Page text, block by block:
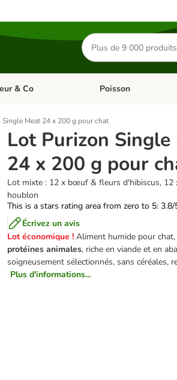
Rechercher
des
produits
les catégories: Chat
& Co Dérouler les
Poisson
Meat 24 x 200 g pour chat
Lot Purizon Single
24 x 200 g pour
Lot mixte : 12 x bœuf & fleurs d'hibiscus, 12
houblon
This is a stars rating area from zero to 5: 3.8/
Écrivez un avis
Lot économique ! Aliment humide pour chat,
protéines animales, riche en viande et en
soigneusement sélectionnés, sans céréales,
Plus d'informations...